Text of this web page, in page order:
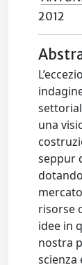
2012
una
seppur
risorse
idee in
nostra
scienza